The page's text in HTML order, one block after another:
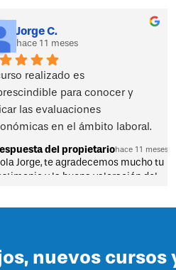
Jorge C.
hace 11 meses
realizado es
para conocer y
las evaluaciones
en el ámbito laboral.
del propietariohace 11 meses
Jorge, te agradecemos mucho tu
y la buena valoración del
nuevos cursos